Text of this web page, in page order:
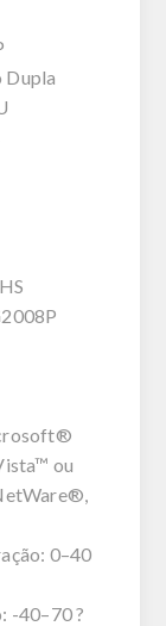
Dupla
ou
0–40
-40–70 ?